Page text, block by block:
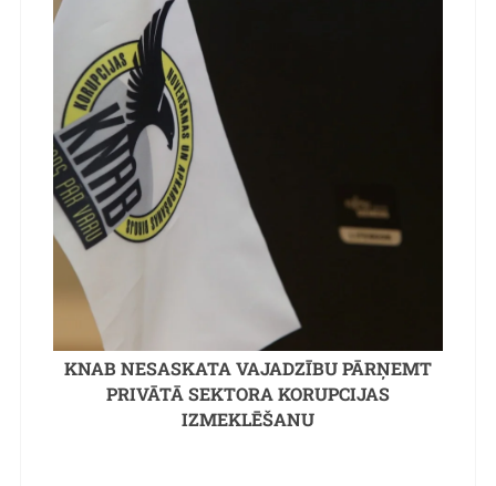
KNAB NESASKATA VAJADZĪBU PĀRŅEMT
PRIVĀTĀ SEKTORA KORUPCIJAS
IZMEKLĒŠANU